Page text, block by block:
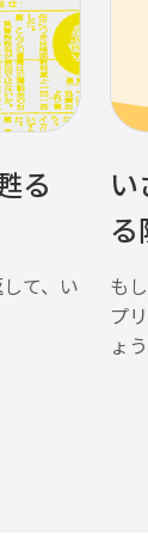
る
て、い
る
も
プ
ょう